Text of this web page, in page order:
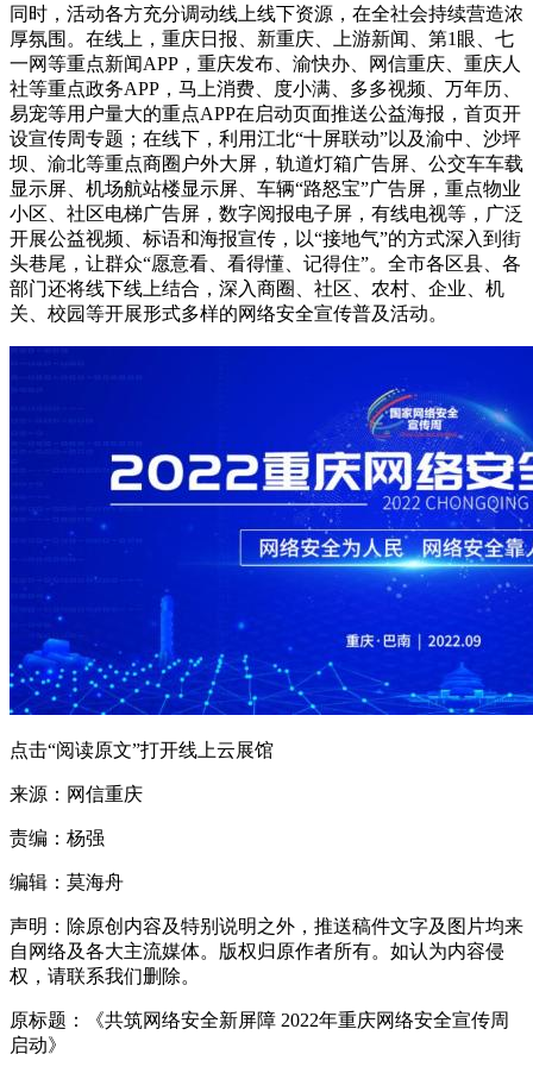
同时，活动各方充分调动线上线下资源，在全社会持续营造浓
厚氛围。在线上，重庆日报、新重庆、上游新闻、第1眼、七
一网等重点新闻APP，重庆发布、渝快办、网信重庆、重庆人
社等重点政务APP，马上消费、度小满、多多视频、万年历、
易宠等用户量大的重点APP在启动页面推送公益海报，首页开
设宣传周专题；在线下，利用江北“十屏联动”以及渝中、沙坪
坝、渝北等重点商圈户外大屏，轨道灯箱广告屏、公交车车载
显示屏、机场航站楼显示屏、车辆“路怒宝”广告屏，重点物业
小区、社区电梯广告屏，数字阅报电子屏，有线电视等，广泛
开展公益视频、标语和海报宣传，以“接地气”的方式深入到街
头巷尾，让群众“愿意看、看得懂、记得住”。全市各区县、各
部门还将线下线上结合，深入商圈、社区、农村、企业、机
关、校园等开展形式多样的网络安全宣传普及活动。
点击“阅读原文”打开线上云展馆
来源：网信重庆
责编：杨强
编辑：莫海舟
声明：除原创内容及特别说明之外，推送稿件文字及图片均来
自网络及各大主流媒体。版权归原作者所有。如认为内容侵
权，请联系我们删除。
原标题：《共筑网络安全新屏障 2022年重庆网络安全宣传周
启动》